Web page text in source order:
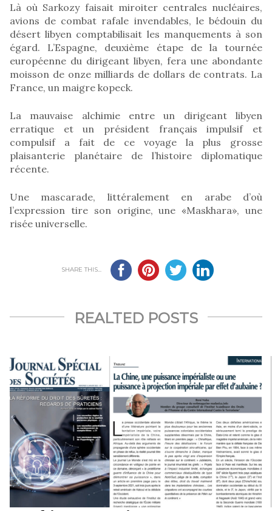
Là où Sarkozy faisait miroiter centrales nucléaires,
avions de combat rafale invendables, le bédouin du
désert libyen comptabilisait les manquements à son
égard. L’Espagne, deuxième étape de la tournée
européenne du dirigeant libyen, fera une abondante
moisson de onze milliards de dollars de contrats. La
France, un maigre kopeck.
La mauvaise alchimie entre un dirigeant libyen
erratique et un président français impulsif et
compulsif a fait de ce voyage la plus grosse
plaisanterie planétaire de l’histoire diplomatique
récente.
Une mascarade, littéralement en arabe d’où
l’expression tire son origine, une «Maskhara», une
risée universelle.
SHARE THIS...
REALTED POSTS